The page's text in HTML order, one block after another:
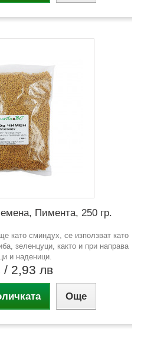
Пимента, 250 гр.
като сминдух, се използват като
зеленцуци, както и при направа
и наденици.
/ 2,93 лв
Още